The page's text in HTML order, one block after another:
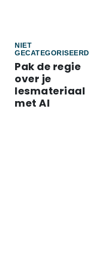
NIET
GECATEGORISEERD
Pak de regie
over je
lesmateriaal
met AI